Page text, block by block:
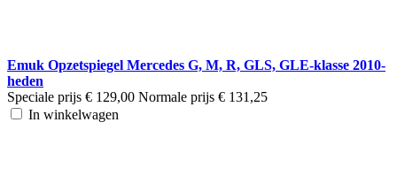
Emuk Opzetspiegel Mercedes G, M, R, GLS, GLE-klasse 2010-
heden
Speciale prijs € 129,00 Normale prijs € 131,25
In winkelwagen